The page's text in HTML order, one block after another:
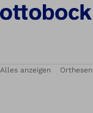
Alles anzeigen Orthesen